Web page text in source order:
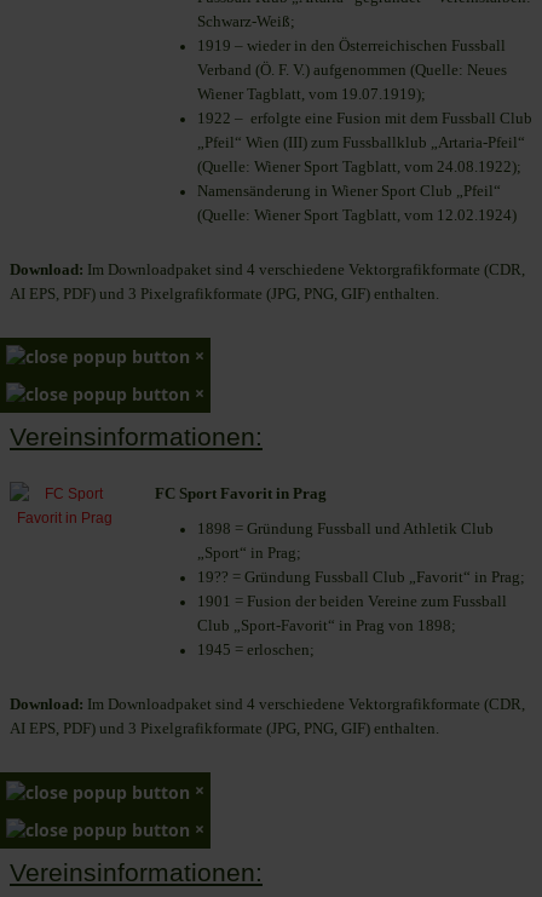
Schwarz-Weiß;
1919 – wieder in den Österreichischen Fussball
Verband (Ö. F. V.) aufgenommen (Quelle: Neues
Wiener Tagblatt, vom 19.07.1919);
1922 – erfolgte eine Fusion mit dem Fussball Club
„Pfeil“ Wien (III) zum Fussballklub „Artaria-Pfeil“
(Quelle: Wiener Sport Tagblatt, vom 24.08.1922);
Namensänderung in Wiener Sport Club „Pfeil“
(Quelle: Wiener Sport Tagblatt, vom 12.02.1924)
Download: Im Downloadpaket sind 4 verschiedene Vektorgrafikformate (CDR,
AI EPS, PDF) und 3 Pixelgrafikformate (JPG, PNG, GIF) enthalten.
×
×
Vereinsinformationen:
FC Sport Favorit in Prag
1898 = Gründung Fussball und Athletik Club
„Sport“ in Prag;
19?? = Gründung Fussball Club „Favorit“ in Prag;
1901 = Fusion der beiden Vereine zum Fussball
Club „Sport-Favorit“ in Prag von 1898;
1945 = erloschen;
Download: Im Downloadpaket sind 4 verschiedene Vektorgrafikformate (CDR,
AI EPS, PDF) und 3 Pixelgrafikformate (JPG, PNG, GIF) enthalten.
×
×
Vereinsinformationen: